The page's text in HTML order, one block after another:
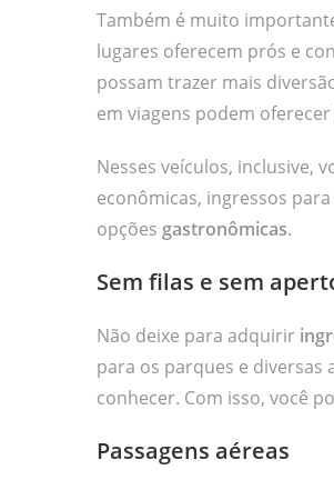
Também é muito
lugares oferecem prós e
possam trazer mais
em viagens podem
Nesses veículos, inclusive,
econômicas, ingressos
opções gastronômicas.
Sem filas e sem
Não deixe para adquirir
para os parques e diversas
conhecer. Com isso, você
Passagens aéreas